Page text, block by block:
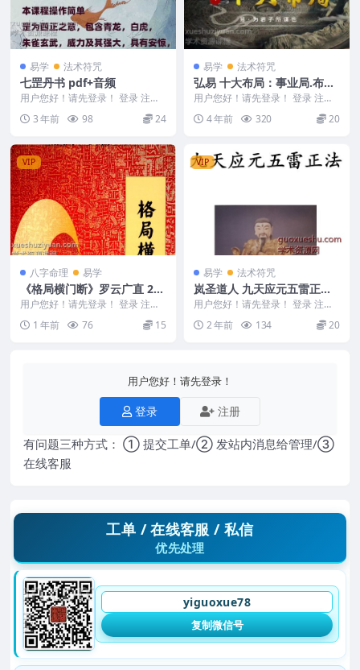
易学 法术符咒
七罡丹书 pdf+音频
用户您好！请先登录！ 登录 注册
七罡丹书 本课程 罡为四正之意，
包含青龙，白虎...
3 年前 98 24
易学 法术符咒
弘易 十大布局：事业局.布财
库.斩烂桃花.催桃花.文昌局.
大健康局.卖房局.化解官司口
舌.搬家旺宅局.天时催财局
用户您好！请先登录！ 登录 注册
弘易 十大布局：事业局.布财库.斩
烂桃花.催桃...
4 年前 320 20
VIP
八字命理 易学
《格局横门断》罗云广直 228
页(1).pdf
用户您好！请先登录！ 登录 注册
《格局横门断》罗云广直 228页
(1).pdf...
1 年前 76 15
VIP
易学 法术符咒
岚圣道人 九天应元五雷正法.
pdf
用户您好！请先登录！ 登录 注册
岚圣道人 九天应元五雷正法.pdf 2
4062...
2 年前 134 20
用户您好！请先登录！
登录 注册
有问题三种方式： ① 提交工单/② 发站内消息给管理/③
在线客服
工单 / 在线客服 / 私信
优先处理
yiguoxue78
复制微信号